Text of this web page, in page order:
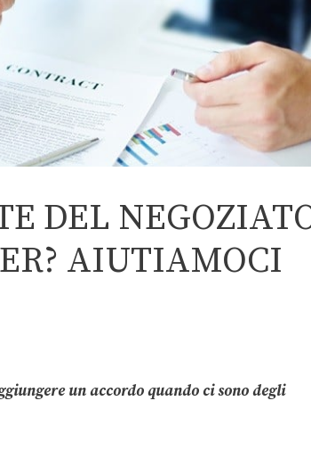
DEL
AIUTIAMOCI
un accordo quando ci sono degli